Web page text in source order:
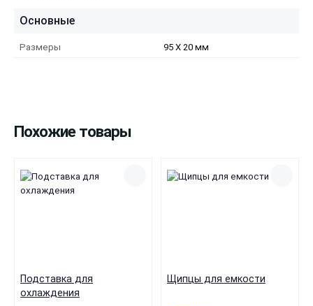
• Поместите лотки в центр камеры или в центр подставки для
• Поместите лоток в форме короны на дно, затем поставьте
Основные
Размеры 95 X 20 мм
Похожие товары
Подставка для
охлаждения
Щипцы для емкости